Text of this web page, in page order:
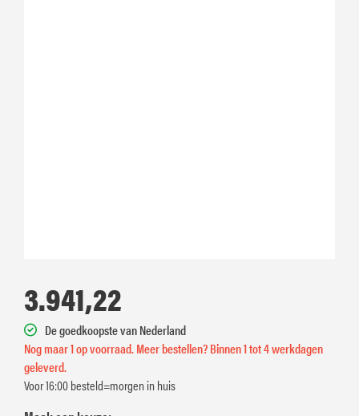
3.941,22
De goedkoopste van Nederland
Nog maar 1 op voorraad. Meer bestellen? Binnen 1 tot 4 werkdagen
geleverd.
Voor 16:00 besteld=morgen in huis